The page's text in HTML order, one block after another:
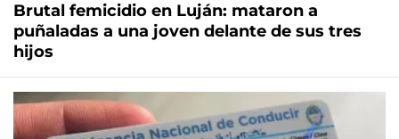
Brutal femicidio en Luján: mataron a
puñaladas a una joven delante de sus tres
hijos